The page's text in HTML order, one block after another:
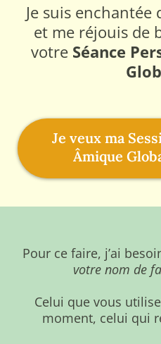
Je suis
et me réjouis de
votre Séance
Je veux ma
Âmique
Pour ce faire, j’ai
votre nom de
Celui que vous
moment, celui qui